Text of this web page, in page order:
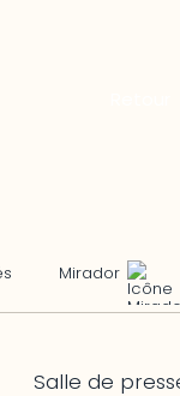
Mirador
Salle de